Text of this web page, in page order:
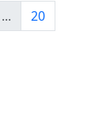
...
20